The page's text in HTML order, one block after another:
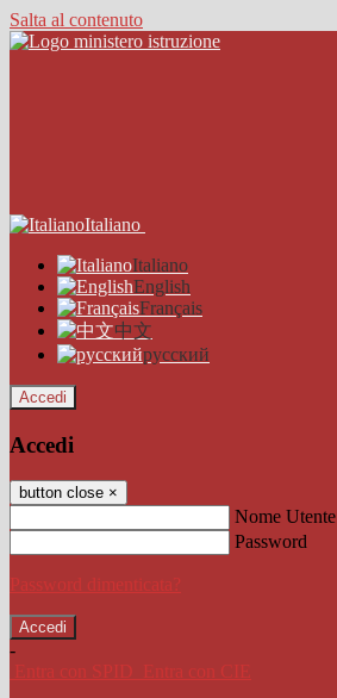
Salta al contenuto
Italiano
Italiano
English
Français
中文
русский
Accedi
Accedi
button close ×
Nome Utente
Password
Password dimenticata?
-
Entra con SPID
Entra con CIE